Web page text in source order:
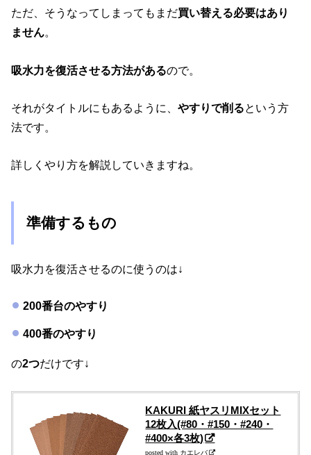
ただ、そうなってしまってもまだ買い替える必要はあり
ません。
吸水力を復活させる方法があるので。
それがタイトルにもあるように、やすりで削るという方
法です。
詳しくやり方を解説していきますね。
準備するもの
吸水力を復活させるのに使うのは↓
200番台のやすり
400番のやすり
の2つだけです↓
KAKURI 紙ヤスリMIXセット
12枚入(#80・#150・#240・
#400×各3枚)
posted with カエレバ